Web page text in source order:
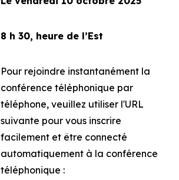
8 h 30, heure de l’Est
Pour rejoindre instantanément la
conférence téléphonique par
téléphone, veuillez utiliser l'URL
suivante pour vous inscrire
facilement et être connecté
automatiquement à la conférence
téléphonique :